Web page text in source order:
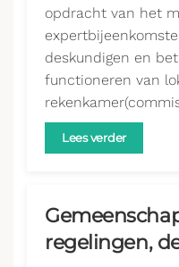
opdracht van het
deskundigen en
functioneren van
Lees verder
regelingen,